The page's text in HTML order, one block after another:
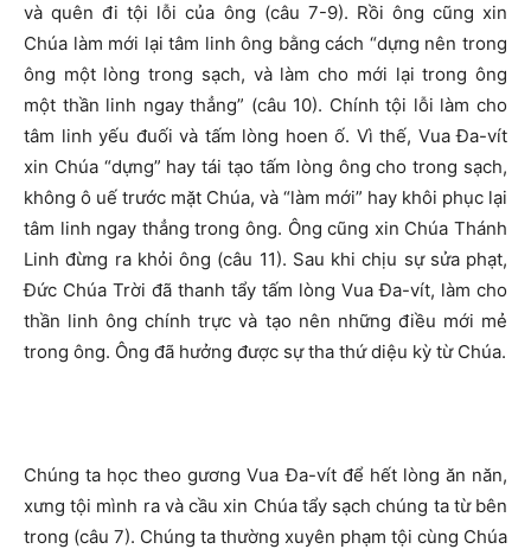
và quên đi tội lỗi của ông (câu 7-9). Rồi ông cũng xin
Chúa làm mới lại tâm linh ông bằng cách “dựng nên trong
ông một lòng trong sạch, và làm cho mới lại trong ông
một thần linh ngay thẳng” (câu 10). Chính tội lỗi làm cho
tâm linh yếu đuối và tấm lòng hoen ố. Vì thế, Vua Đa-vít
xin Chúa “dựng” hay tái tạo tấm lòng ông cho trong sạch,
không ô uế trước mặt Chúa, và “làm mới” hay khôi phục lại
tâm linh ngay thẳng trong ông. Ông cũng xin Chúa Thánh
Linh đừng ra khỏi ông (câu 11). Sau khi chịu sự sửa phạt,
Đức Chúa Trời đã thanh tẩy tấm lòng Vua Đa-vít, làm cho
thần linh ông chính trực và tạo nên những điều mới mẻ
trong ông. Ông đã hưởng được sự tha thứ diệu kỳ từ Chúa.
Chúng ta học theo gương Vua Đa-vít để hết lòng ăn năn,
xưng tội mình ra và cầu xin Chúa tẩy sạch chúng ta từ bên
trong (câu 7). Chúng ta thường xuyên phạm tội cùng Chúa